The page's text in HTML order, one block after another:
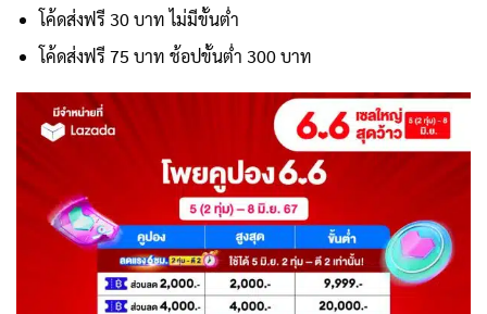
โค้ดส่งฟรี 30 บาท ไม่มีขั้นต่ำ
โค้ดส่งฟรี 75 บาท ช้อปขั้นต่ำ 300 บาท